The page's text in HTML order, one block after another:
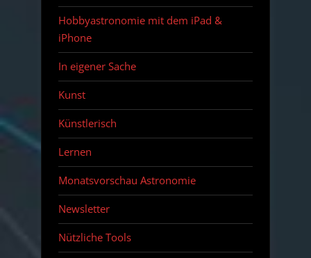
Hobbyastronomie mit dem iPad &
iPhone
In eigener Sache
Kunst
Künstlerisch
Lernen
Monatsvorschau Astronomie
Newsletter
Nützliche Tools